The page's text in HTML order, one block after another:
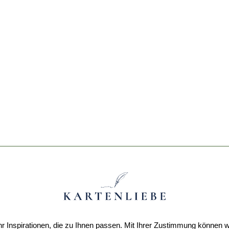
Inspirationen, die zu Ihnen passen. Mit Ihrer Zustimmung können